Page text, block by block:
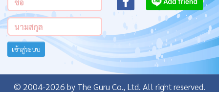
เข้าสู่ระบบ
© 2004-2026 by The Guru Co., Ltd. All right reserved.